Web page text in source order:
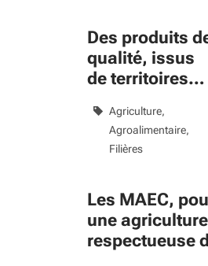
Des produits
qualité, issus
de territoires
Agriculture
Agroalimentaire
Filières
Les MAEC,
une agriculture
respectueuse